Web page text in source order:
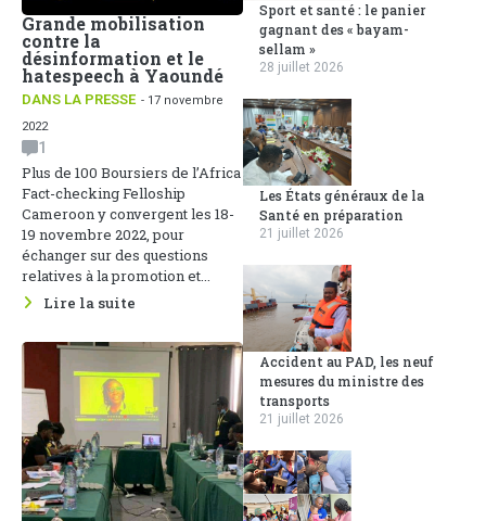
Grande mobilisation
contre la
désinformation et le
hatespeech à Yaoundé
DANS LA PRESSE - 17 novembre
2022
1
Plus de 100 Boursiers de l’Africa
Fact-checking Felloship
Cameroon y convergent les 18-
19 novembre 2022, pour
échanger sur des questions
relatives à la promotion et...
Lire la suite
Sport et santé : le panier
gagnant des « bayam-
sellam »
28 juillet 2026
Les États généraux de la
Santé en préparation
21 juillet 2026
Accident au PAD, les neuf
mesures du ministre des
transports
21 juillet 2026